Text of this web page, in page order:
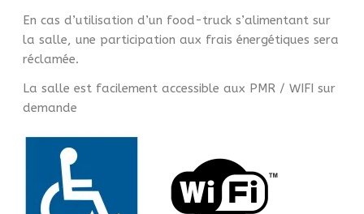
En cas d’utilisation d’un food-truck s’alimentant sur
la salle, une participation aux frais énergétiques sera
réclamée.
La salle est facilement accessible aux PMR / WIFI sur
demande